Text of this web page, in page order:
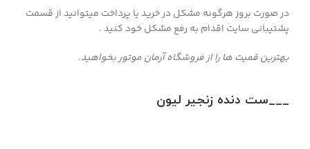
در صورت بروز هرگونه مشکل در خرید یا پرداخت میتوانید از قسمت
پشتیبانی سایت اقدام به رفع مشکل خود کنید .
بهترین قمیت ها را از فروشگاه آرمان موتور بخواهید.
___ست دنده زنجیر لیون